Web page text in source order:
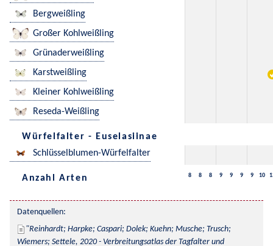
Bergweißling
Großer Kohlweißling
Grünaderweißling
Karstweißling
Kleiner Kohlweißling
Reseda-Weißling
Würfelfalter - Euselasiinae
Schlüsselblumen-Würfelfalter
Anzahl Arten 8 8 8 9 9 9 9 10
Datenquellen:
Reinhardt; Harpke; Caspari; Dolek; Kuehn; Musche; Trusch;
Wiemers; Settele, 2020 - Verbreitungsatlas der Tagfalter und